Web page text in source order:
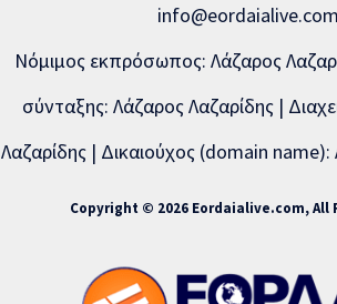
info@eordaialive.com
Νόμιμος εκπρόσωπος: Λάζαρος
σύνταξης: Λάζαρος Λαζαρίδης |
Λαζαρίδης | Δικαιούχος (domain
Copyright © 2026 Eordaialive.com, All